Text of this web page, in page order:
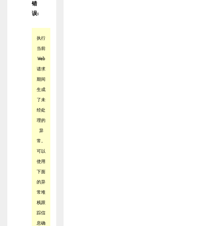
错
误:
执行
当前
Web
请求
期间
生成
了未
经处
理的
异
常。
可以
使用
下面
的异
常堆
栈跟
踪信
息确